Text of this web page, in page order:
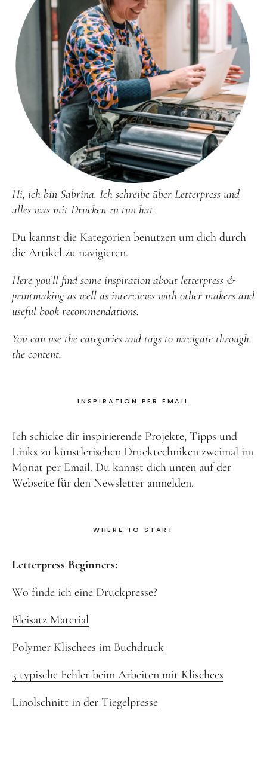
Hi, ich bin Sabrina. Ich schreibe über Letterpress und
alles was mit Drucken zu tun hat.
Du kannst die Kategorien benutzen um dich durch
die Artikel zu navigieren.
Here you’ll find some inspiration about letterpress &
printmaking as well as interviews with other makers and
useful book recommendations.
You can use the categories and tags to navigate through
the content.
INSPIRATION PER EMAIL
Ich schicke dir inspirierende Projekte, Tipps und
Links zu künstlerischen Drucktechniken zweimal im
Monat per Email. Du kannst dich unten auf der
Webseite für den Newsletter anmelden.
WHERE TO START
Letterpress Beginners:
Wo finde ich eine Druckpresse?
Bleisatz Material
Polymer Klischees im Buchdruck
3 typische Fehler beim Arbeiten mit Klischees
Linolschnitt in der Tiegelpresse